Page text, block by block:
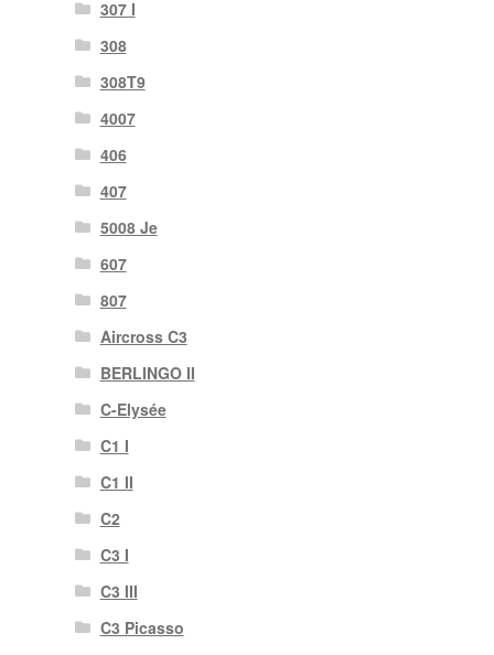
307 I
308
308T9
4007
406
407
5008 Je
607
807
Aircross C3
BERLINGO II
C-Elysée
C1 I
C1 II
C2
C3 I
C3 III
C3 Picasso